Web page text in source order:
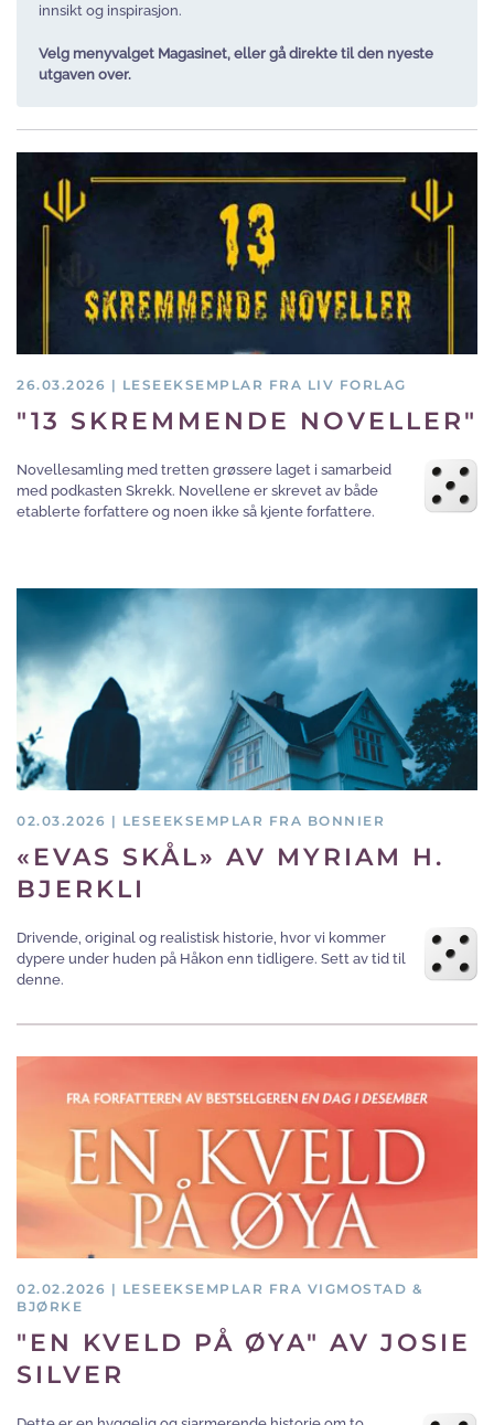
innsikt og inspirasjon.
Velg menyvalget Magasinet, eller gå direkte til den nyeste
utgaven over.
26.03.2026 | LESEEKSEMPLAR FRA LIV FORLAG
"13 SKREMMENDE NOVELLER"
Novellesamling med tretten grøssere laget i samarbeid
med podkasten Skrekk. Novellene er skrevet av både
etablerte forfattere og noen ikke så kjente forfattere.
02.03.2026 | LESEEKSEMPLAR FRA BONNIER
«EVAS SKÅL» AV MYRIAM H.
BJERKLI
Drivende, original og realistisk historie, hvor vi kommer
dypere under huden på Håkon enn tidligere. Sett av tid til
denne.
02.02.2026 | LESEEKSEMPLAR FRA VIGMOSTAD &
BJØRKE
"EN KVELD PÅ ØYA" AV JOSIE
SILVER